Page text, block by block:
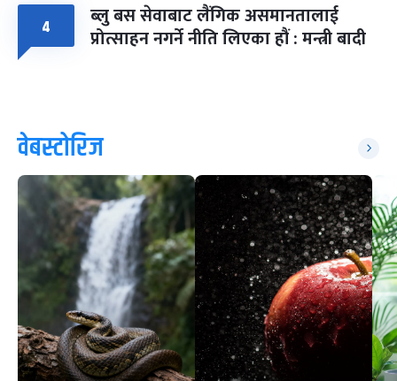
४ ब्लु बस सेवाबाट लैंगिक असमानतालाई
प्रोत्साहन नगर्ने नीति लिएका हौं : मन्त्री बादी
वेबस्टोरिज